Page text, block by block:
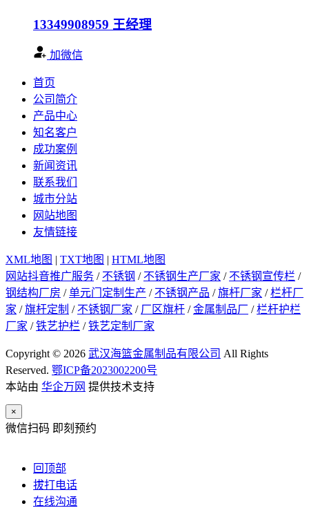
13349908959 王经理
加微信
首页
公司简介
产品中心
知名客户
成功案例
新闻资讯
联系我们
城市分站
网站地图
友情链接
XML地图 | TXT地图 | HTML地图
网站抖音推广服务 / 不锈钢 / 不锈钢生产厂家 / 不锈钢宣传栏 /
钢结构厂房 /单元门定制生产 / 不锈钢产品 /旗杆厂家 /栏杆厂
家 /旗杆定制 / 不锈钢厂家 / 厂区旗杆 /金属制品厂 /栏杆护栏
厂家 /铁艺护栏 /铁艺定制厂家
Copyright © 2026 武汉海篮金属制品有限公司 All Rights
Reserved. 鄂ICP备2023002200号
本站由 华企万网 提供技术支持
×
微信扫码 即刻预约
回顶部
拔打电话
在线沟通